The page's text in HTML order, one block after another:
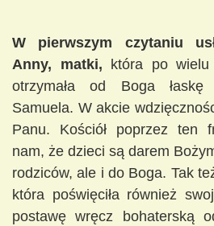
W pierwszym czytaniu
Anny, matki, która po wielu
otrzymała od Boga
Samuela. W akcie
Panu. Kościół poprzez ten
nam, że dzieci są darem
rodziców, ale i do Boga. Tak
która poświęciła również
postawę wręcz bohaterską